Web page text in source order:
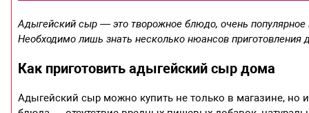
Адыгейский сыр — это творожное блюдо, очень популярное
Необходимо лишь знать несколько нюансов приготовления
Как приготовить адыгейский сыр дома
Адыгейский сыр можно купить не только в магазине, но